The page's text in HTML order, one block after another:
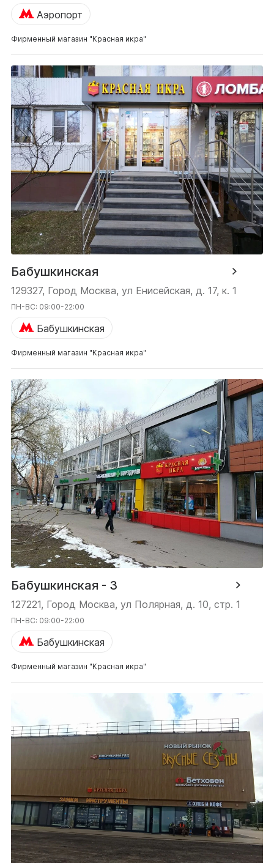
Аэропорт
Фирменный магазин "Красная икра"
Бабушкинская
129327, Город Москва, ул Енисейская, д. 17, к. 1
ПН-ВС: 09:00-22:00
Бабушкинская
Фирменный магазин "Красная икра"
Бабушкинская - 3
127221, Город Москва, ул Полярная, д. 10, стр. 1
ПН-ВС: 09:00-22:00
Бабушкинская
Фирменный магазин "Красная икра"